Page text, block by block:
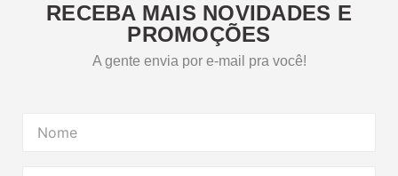
RECEBA MAIS NOVIDADES E
PROMOÇÕES
A gente envia por e-mail pra você!